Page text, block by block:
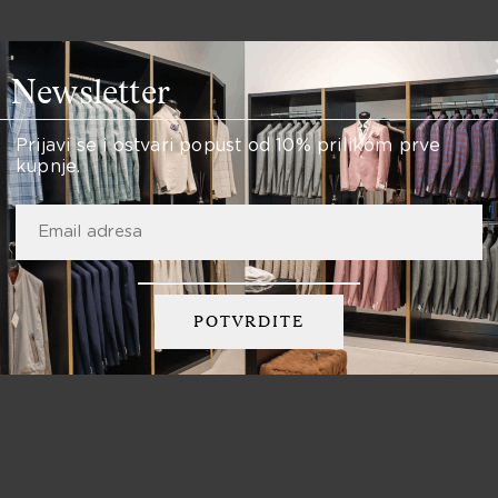
Newsletter
Prijavi se i ostvari popust od 10% prilikom prve
kupnje.
Specifikacije proizvoda